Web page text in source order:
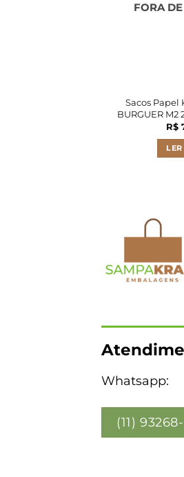
FORA
Sacos Papel
BURGUER M2
R$
Whatsapp:
(11)